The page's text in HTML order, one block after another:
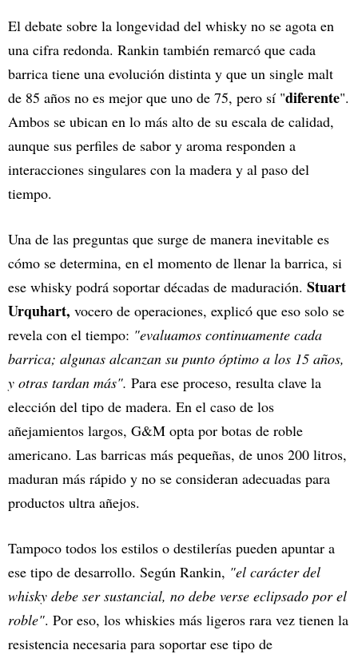
El debate sobre la longevidad del whisky no se agota en
una cifra redonda. Rankin también remarcó que cada
barrica tiene una evolución distinta y que un single malt
de 85 años no es mejor que uno de 75, pero sí "diferente".
Ambos se ubican en lo más alto de su escala de calidad,
aunque sus perfiles de sabor y aroma responden a
interacciones singulares con la madera y al paso del
tiempo.
Una de las preguntas que surge de manera inevitable es
cómo se determina, en el momento de llenar la barrica, si
ese whisky podrá soportar décadas de maduración. Stuart
Urquhart, vocero de operaciones, explicó que eso solo se
revela con el tiempo: "evaluamos continuamente cada
barrica; algunas alcanzan su punto óptimo a los 15 años,
y otras tardan más". Para ese proceso, resulta clave la
elección del tipo de madera. En el caso de los
añejamientos largos, G&M opta por botas de roble
americano. Las barricas más pequeñas, de unos 200 litros,
maduran más rápido y no se consideran adecuadas para
productos ultra añejos.
Tampoco todos los estilos o destilerías pueden apuntar a
ese tipo de desarrollo. Según Rankin, "el carácter del
whisky debe ser sustancial, no debe verse eclipsado por el
roble". Por eso, los whiskies más ligeros rara vez tienen la
resistencia necesaria para soportar ese tipo de